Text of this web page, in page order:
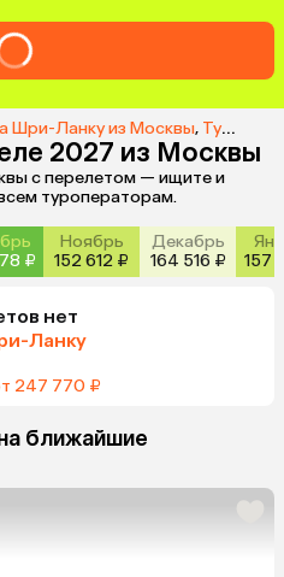
Шри-Ланку из Москвы, Туры в Чилау из Москвы
2027 из Москвы
с перелетом — ищите и
туроператорам.
₽
Ноябрь
152 612 ₽
Декабрь
164 516 ₽
157
нет
Ланку
247 770 ₽
ближайшие